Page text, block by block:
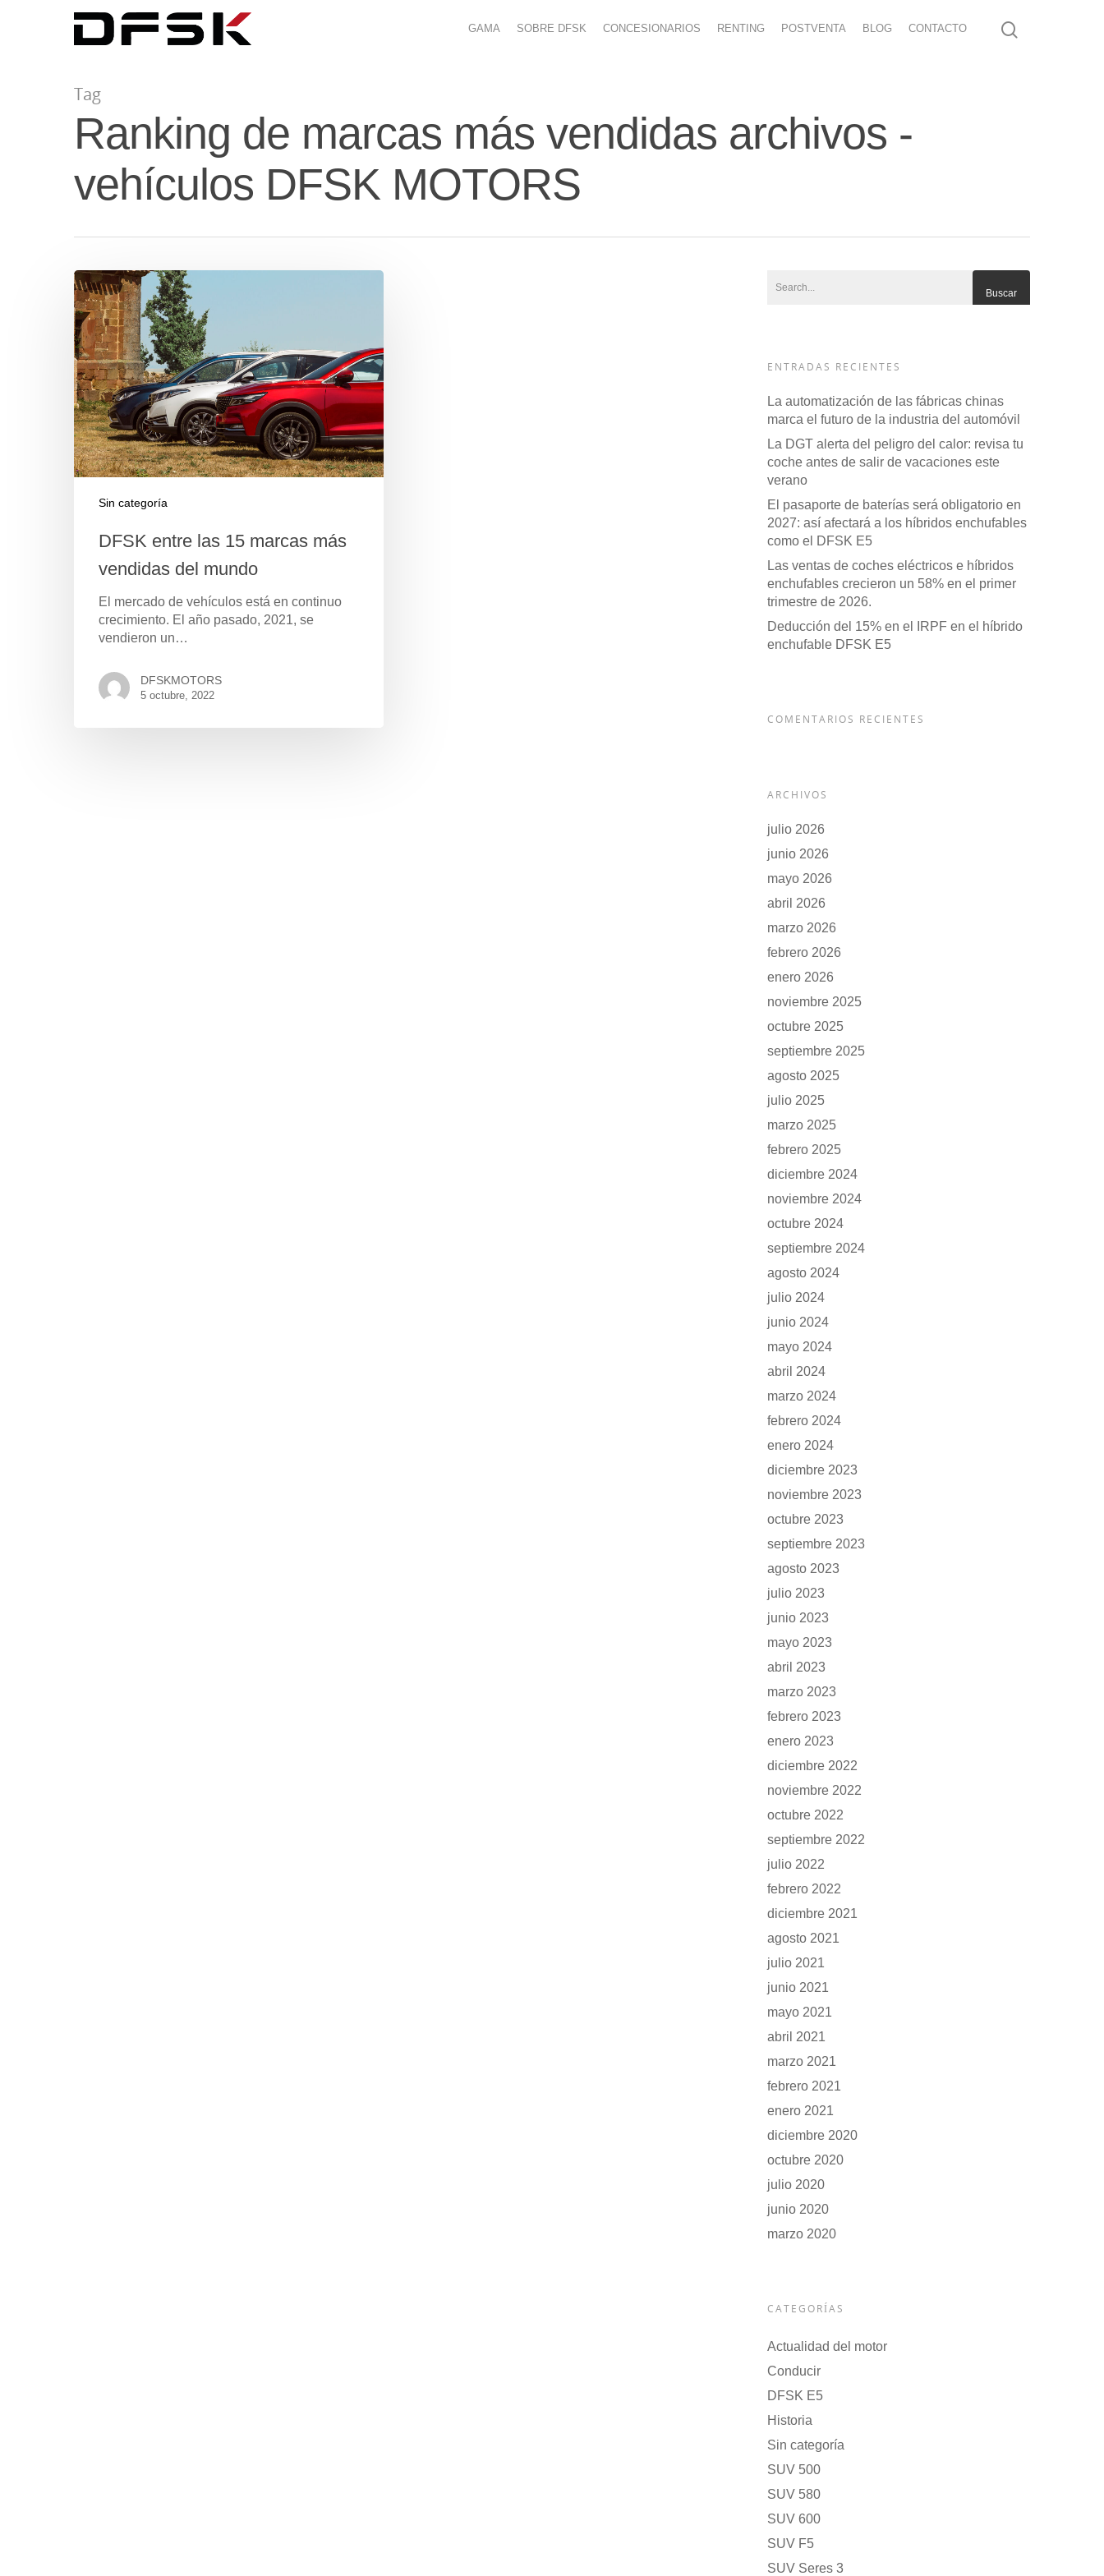
Pulse Enter para buscar o ESC para cerrar
GAMA SOBRE DFSK CONCESIONARIOS RENTING POSTVENTA BLOG CONTACTO
Tag
Ranking de marcas más vendidas archivos -
vehículos DFSK MOTORS
Sin categoría
DFSK entre las 15 marcas más
vendidas del mundo
El mercado de vehículos está en continuo
crecimiento. El año pasado, 2021, se
vendieron un…
DFSKMOTORS
5 octubre, 2022
ENTRADAS RECIENTES
La automatización de las fábricas chinas
marca el futuro de la industria del automóvil
La DGT alerta del peligro del calor: revisa tu
coche antes de salir de vacaciones este
verano
El pasaporte de baterías será obligatorio en
2027: así afectará a los híbridos enchufables
como el DFSK E5
Las ventas de coches eléctricos e híbridos
enchufables crecieron un 58% en el primer
trimestre de 2026.
Deducción del 15% en el IRPF en el híbrido
enchufable DFSK E5
COMENTARIOS RECIENTES
ARCHIVOS
julio 2026
junio 2026
mayo 2026
abril 2026
marzo 2026
febrero 2026
enero 2026
noviembre 2025
octubre 2025
septiembre 2025
agosto 2025
julio 2025
marzo 2025
febrero 2025
diciembre 2024
noviembre 2024
octubre 2024
septiembre 2024
agosto 2024
julio 2024
junio 2024
mayo 2024
abril 2024
marzo 2024
febrero 2024
enero 2024
diciembre 2023
noviembre 2023
octubre 2023
septiembre 2023
agosto 2023
julio 2023
junio 2023
mayo 2023
abril 2023
marzo 2023
febrero 2023
enero 2023
diciembre 2022
noviembre 2022
octubre 2022
septiembre 2022
julio 2022
febrero 2022
diciembre 2021
agosto 2021
julio 2021
junio 2021
mayo 2021
abril 2021
marzo 2021
febrero 2021
enero 2021
diciembre 2020
octubre 2020
julio 2020
junio 2020
marzo 2020
CATEGORÍAS
Actualidad del motor
Conducir
DFSK E5
Historia
Sin categoría
SUV 500
SUV 580
SUV 600
SUV F5
SUV Seres 3